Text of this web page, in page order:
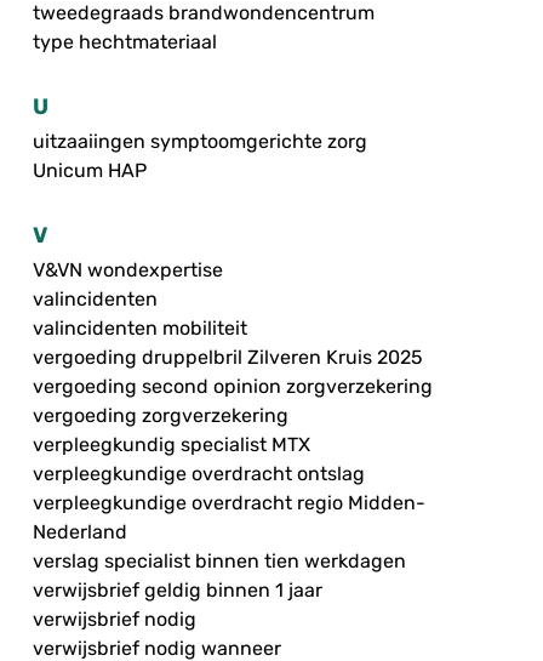
tweedegraads brandwondencentrum
type hechtmateriaal
U
uitzaaiingen symptoomgerichte zorg
Unicum HAP
V
V&VN wondexpertise
valincidenten
valincidenten mobiliteit
vergoeding druppelbril Zilveren Kruis 2025
vergoeding second opinion zorgverzekering
vergoeding zorgverzekering
verpleegkundig specialist MTX
verpleegkundige overdracht ontslag
verpleegkundige overdracht regio Midden-
Nederland
verslag specialist binnen tien werkdagen
verwijsbrief geldig binnen 1 jaar
verwijsbrief nodig
verwijsbrief nodig wanneer